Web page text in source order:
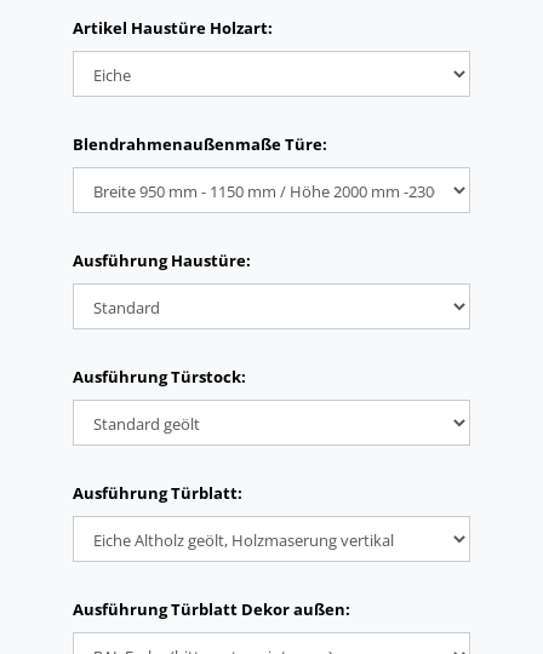
Artikel Haustüre Holzart:
Blendrahmenaußenmaße Türe:
Ausführung Haustüre:
Ausführung Türstock:
Ausführung Türblatt:
Ausführung Türblatt Dekor außen: